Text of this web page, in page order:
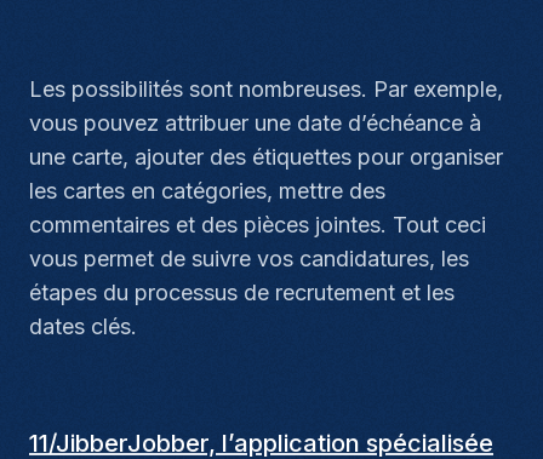
Les possibilités sont nombreuses. Par exemple,
vous pouvez attribuer une date d’échéance à
une carte, ajouter des étiquettes pour organiser
les cartes en catégories, mettre des
commentaires et des pièces jointes. Tout ceci
vous permet de suivre vos candidatures, les
étapes du processus de recrutement et les
dates clés.
11/JibberJobber, l’application spécialisée